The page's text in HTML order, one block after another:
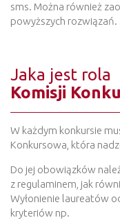
sms. Można również
powyższych rozwiązań.
Jaka jest rola
Komisji
W każdym konkursie
Konkursowa, która
Do jej obowiązków
z regulaminem, jak
Wyłonienie laureatów
kryteriów np.